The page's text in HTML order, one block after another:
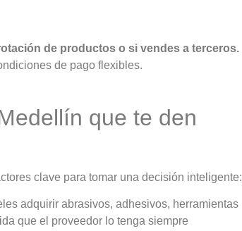
de productos o si vendes a terceros.
de pago flexibles.
que te den
clave para tomar una decisión inteligente:
adquirir abrasivos, adhesivos, herramientas
que el proveedor lo tenga siempre